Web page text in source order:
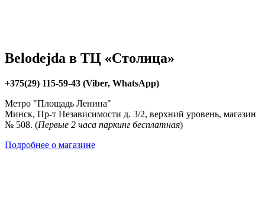
Belodejda в ТЦ «Столица»
+375(29) 115-59-43 (Viber, WhatsApp)
Метро "Площадь Ленина"
Минск, Пр-т Независимости д. 3/2, верхний уровень, магазин
№ 508. (Первые 2 часа паркинг бесплатная)
Подробнее о магазине